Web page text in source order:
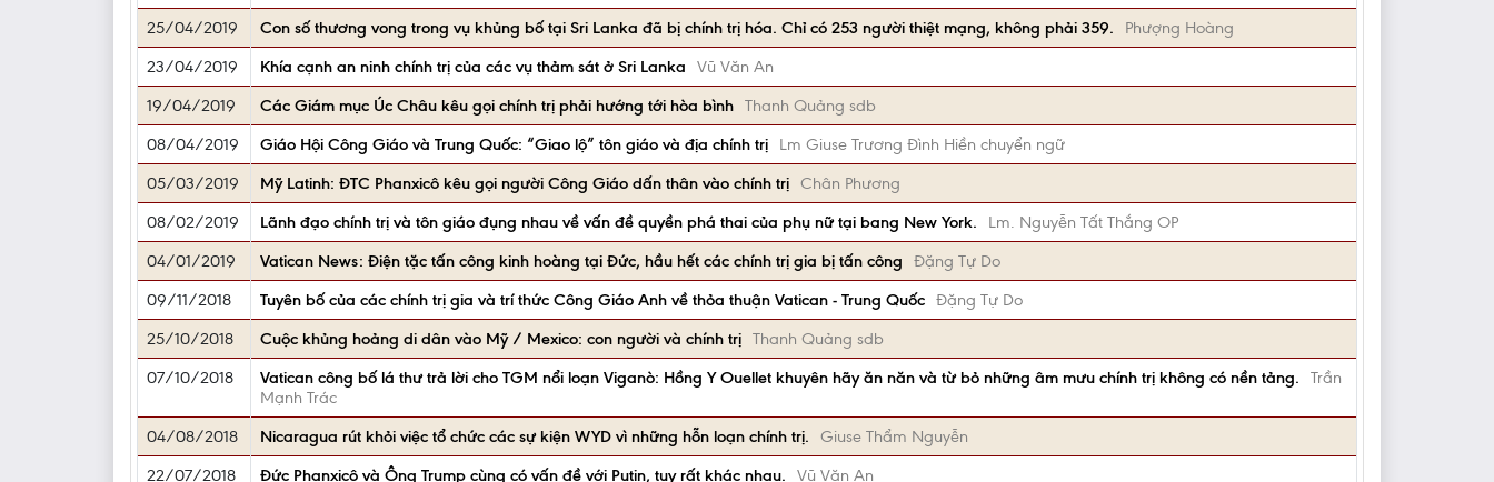
25/04/2019
Con số thương vong trong vụ khủng bố tại Sri Lanka đã bị chính trị hóa. Chỉ có 253 người thiệt mạng, không phải 359.
Phượng Hoàng
23/04/2019
Khía cạnh an ninh chính trị của các vụ thảm sát ở Sri Lanka
Vũ Văn An
19/04/2019
Các Giám mục Úc Châu kêu gọi chính trị phải hướng tới hòa bình Thanh Quảng sdb
08/04/2019
Giáo Hội Công Giáo và Trung Quốc: “Giao lộ” tôn giáo và địa chính trị
Lm Giuse Trương Đình Hiền chuyển ngữ
05/03/2019
Mỹ Latinh: ĐTC Phanxicô kêu gọi người Công Giáo dấn thân vào chính trị Chân Phương
08/02/2019
Lãnh đạo chính trị và tôn giáo đụng nhau về vấn đề quyền phá thai của phụ nữ tại bang New York.
Lm. Nguyễn Tất Thắng OP
04/01/2019
Vatican News: Điện tặc tấn công kinh hoàng tại Đức, hầu hết các chính trị gia bị tấn công
Đặng Tự Do
09/11/2018
Tuyên bố của các chính trị gia và trí thức Công Giáo Anh về thỏa thuận Vatican - Trung Quốc Đặng Tự Do
25/10/2018
Cuộc khủng hoảng di dân vào Mỹ / Mexico: con người và chính trị Thanh Quảng sdb
07/10/2018
Vatican công bố lá thư trả lời cho TGM nổi loạn Viganò: Hồng Y Ouellet khuyên hãy ăn năn và từ bỏ những âm mưu chính trị không có nền tảng.
Trần
Mạnh Trác
04/08/2018
Nicaragua rút khỏi việc tổ chức các sự kiện WYD vì những hỗn loạn chính trị.
Giuse Thẩm Nguyễn
22/07/2018
Đức Phanxicô và Ông Trump cùng có vấn đề với Putin, tuy rất khác nhau. Vũ Văn An